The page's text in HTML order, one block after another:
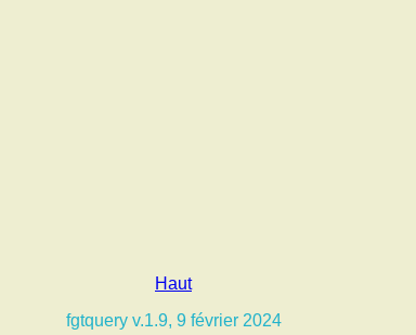
Haut
fgtquery v.1.9, 9 février 2024